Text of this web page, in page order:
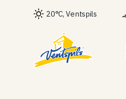
20°C, Ventspils